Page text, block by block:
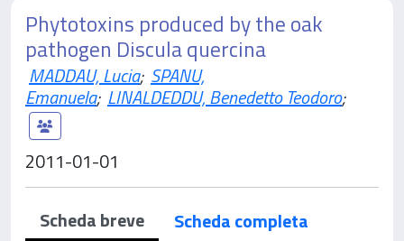
Phytotoxins produced by the oak
pathogen Discula quercina
MADDAU, Lucia; SPANU,
Emanuela; LINALDEDDU, Benedetto Teodoro;
2011-01-01
Scheda breve
Scheda completa